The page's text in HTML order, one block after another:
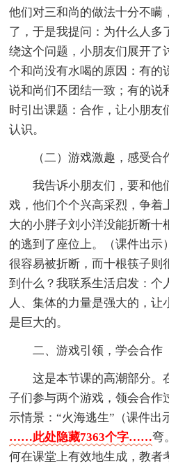
他们对三和尚的做法十分不瞒
了，于是我提问：为什么人多
绕这个问题，小朋友们展开了
个和尚没有水喝的原因：有的
说和尚们不团结一致；有的
时引出课题：合作，让小朋友
认识。
（二）游戏激趣，感受合
我告诉小朋友们，要和他
戏，他们个个兴高采烈，争着
大的小胖子刘小洋没能折断十
的逃到了座位上。（课件出示
很容易被折断，而十根筷子则
到什么？我联系生活启发：个
人、集体的力量是强大的，
是巨大的。
二、游戏引领，学会合作
这是本节课的高潮部分。
子们参与两个游戏，领会合作
示情景：“火海逃生”（课件出
……此处隐藏7363个字……弯
何在课堂上有效地生成，教者